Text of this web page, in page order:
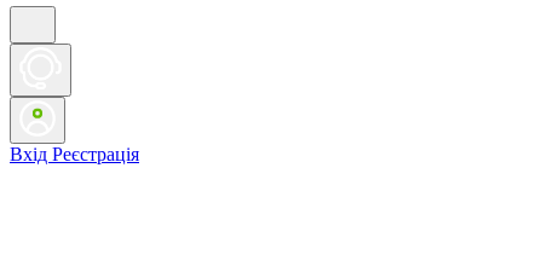
Вхід Реєстрація